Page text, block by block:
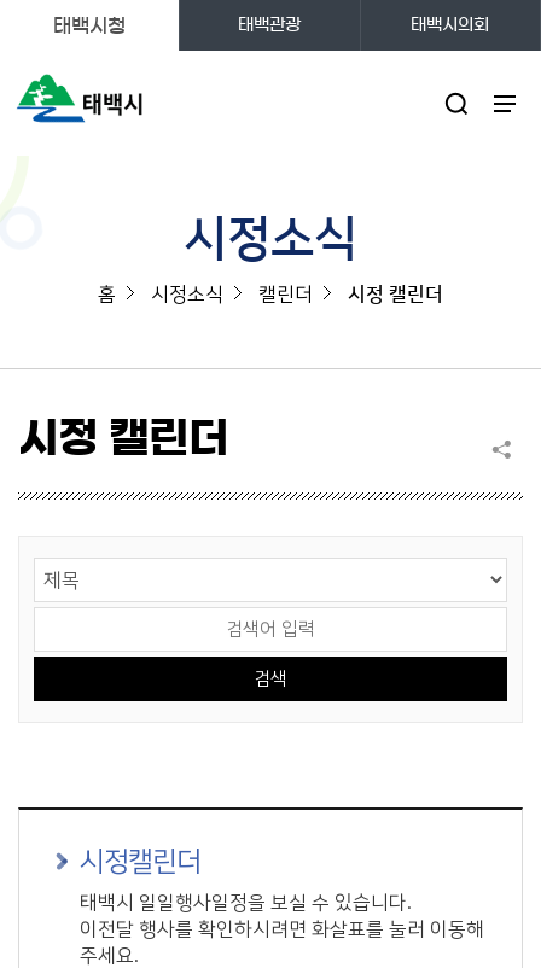
태백시청 태백관광 태백시의회
시정소식
홈 시정소식 캘린더 시정 캘린더
시정 캘린더
시정캘린더
태백시 일일행사일정을 보실 수 있습니다.
이전달 행사를 확인하시려면 화살표를 눌러 이동해
주세요.